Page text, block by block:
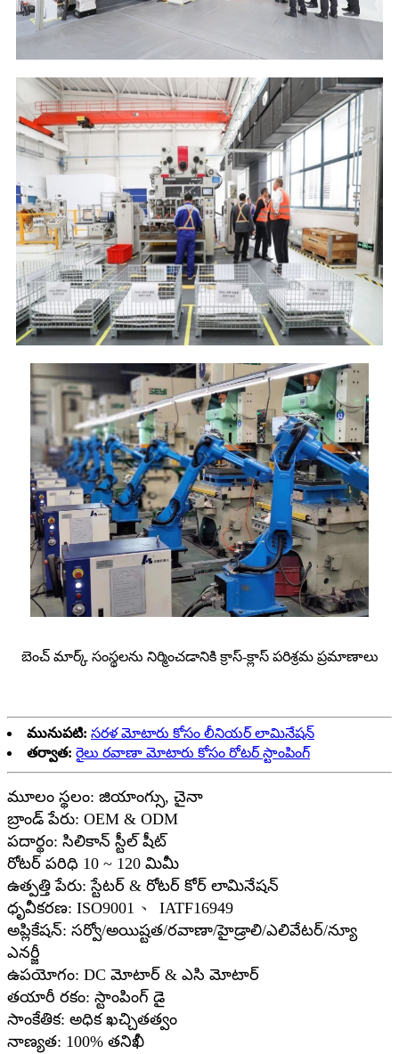
బెంచ్ మార్క్ సంస్థలను నిర్మించడానికి క్రాస్-క్లాస్ పరిశ్రమ ప్రమాణాలు
మునుపటి: సరళ మోటారు కోసం లీనియర్ లామినేషన్
తర్వాత: రైలు రవాణా మోటారు కోసం రోటర్ స్టాంపింగ్
మూలం స్థలం: జియాంగ్సు, చైనా
బ్రాండ్ పేరు: OEM & ODM
పదార్థం: సిలికాన్ స్టీల్ షీట్
రోటర్ పరిధి 10 ~ 120 మిమీ
ఉత్పత్తి పేరు: స్టేటర్ & రోటర్ కోర్ లామినేషన్
ధృవీకరణ: ISO9001 、 IATF16949
అప్లికేషన్: సర్వో/అయిష్టత/రవాణా/హైడ్రాలి/ఎలివేటర్/న్యూ
ఎనర్జీ
ఉపయోగం: DC మోటార్ & ఎసి మోటార్
తయారీ రకం: స్టాంపింగ్ డై
సాంకేతిక: అధిక ఖచ్చితత్వం
నాణ్యత: 100% తనిఖీ